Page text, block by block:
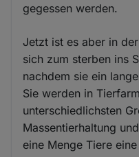
gegessen werden.
Jetzt ist es aber in
sich zum sterben ins
nachdem sie ein
Sie werden in
unterschiedlichsten
Massentierhaltung
eine Menge Tiere